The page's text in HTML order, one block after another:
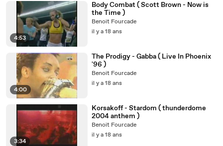
4:53
Body Combat ( Scott Brown - Now is
the Time )
Benoit Fourcade
il y a 18 ans
4:00
The Prodigy - Gabba ( Live In Phoenix
'96 )
Benoit Fourcade
il y a 18 ans
3:34
Korsakoff - Stardom ( thunderdome
2004 anthem )
Benoit Fourcade
il y a 18 ans